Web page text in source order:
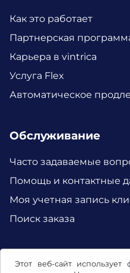
Этот веб-сайт
Как это работает
Партнерская
Карьера в vintrica
Услуга Flex
Автоматическое
Обслуживание
Часто задаваемые
Помощь и контактные
Моя учетная запись
Поиск заказа
Facebook Instagram